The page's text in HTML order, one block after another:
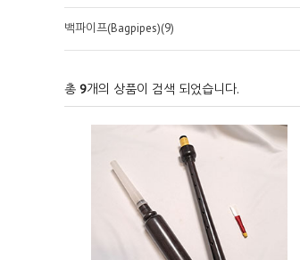
백파이프(Bagpipes)(9)
총 9개의 상품이 검색 되었습니다.